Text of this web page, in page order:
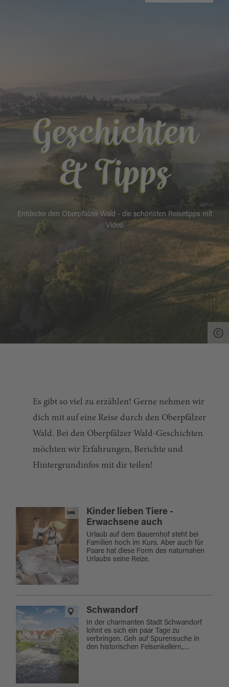
Geschichten
& Tipps
Entdecke den Oberpfälzer Wald - die schönsten Reisetipps mit
Video
Es gibt so viel zu erzählen! Gerne nehmen wir
dich mit auf eine Reise durch den Oberpfälzer
Wald. Bei den Oberpfälzer Wald-Geschichten
möchten wir Erfahrungen, Berichte und
Hintergrundinfos mit dir teilen!
Kinder lieben Tiere -
Erwachsene auch
Urlaub auf dem Bauernhof steht bei
Familien hoch im Kurs. Aber auch für
Paare hat diese Form des naturnahen
Urlaubs seine Reize.
Schwandorf
In der charmanten Stadt Schwandorf
lohnt es sich ein paar Tage zu
verbringen. Geh auf Spurensuche in
den historischen Felsenkellern,…